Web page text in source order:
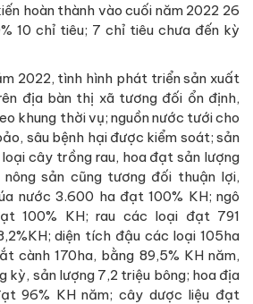
hoàn thành vào cuối năm 2022 26
10 chỉ tiêu; 7 chỉ tiêu chưa đến kỳ
2022, tình hình phát triển sản xuất
địa bàn thị xã tương đối ổn định,
khung thời vụ; nguồn nước tưới cho
sâu bệnh hại được kiểm soát; sản
cây trồng rau, hoa đạt sản lượng
sản cũng tương đối thuận lợi,
nước 3.600 ha đạt 100% KH; ngô
100% KH; rau các loại đạt 791
diện tích đậu các loại 105ha
cành 170ha, bằng 89,5% KH năm,
kỳ, sản lượng 7,2 triệu bông; hoa địa
96% KH năm; cây dược liệu đạt